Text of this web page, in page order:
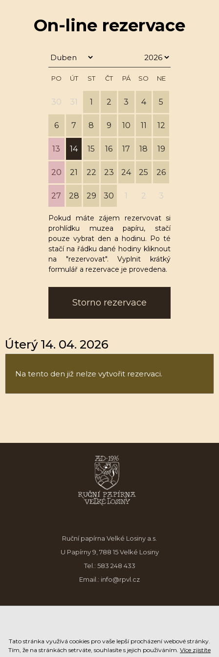
On-line rezervace
PO ÚT ST ČT PÁ SO NE
30 31 1 2 3 4 5
6 7 8 9 10 11 12
13 14 15 16 17 18 19
20 21 22 23 24 25 26
27 28 29 30 1 2 3
Pokud máte zájem rezervovat si
prohlídku muzea papíru, stačí
pouze vybrat den a hodinu. Po té
stačí na řádku dané hodiny kliknout
na "rezervovat". Vyplnit krátký
formulář a rezervace je provedena.
Storno rezervace
Úterý 14. 04. 2026
Na tento den již nelze vytvořit rezervaci.
Ruční papírna Velké Losiny a.s.
U Papírny 9, 788 15 Velké Losiny
Tel.: 583 248 433
Email.: info@rpvl.cz
Tato stránka využívá cookies pro vaše lepší procházení webové stránky.
Tím, že na stránkách setrváte, souhlasíte s jejich používáním. Více zjistíte